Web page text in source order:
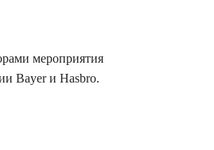
мероприятия
Bayer и Hasbro.